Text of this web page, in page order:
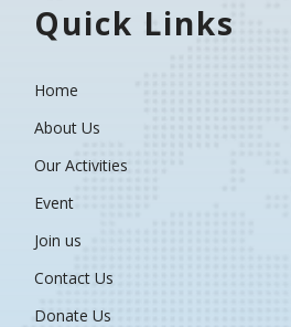
Quick Links
Home
About Us
Our Activities
Event
Join us
Contact Us
Donate Us